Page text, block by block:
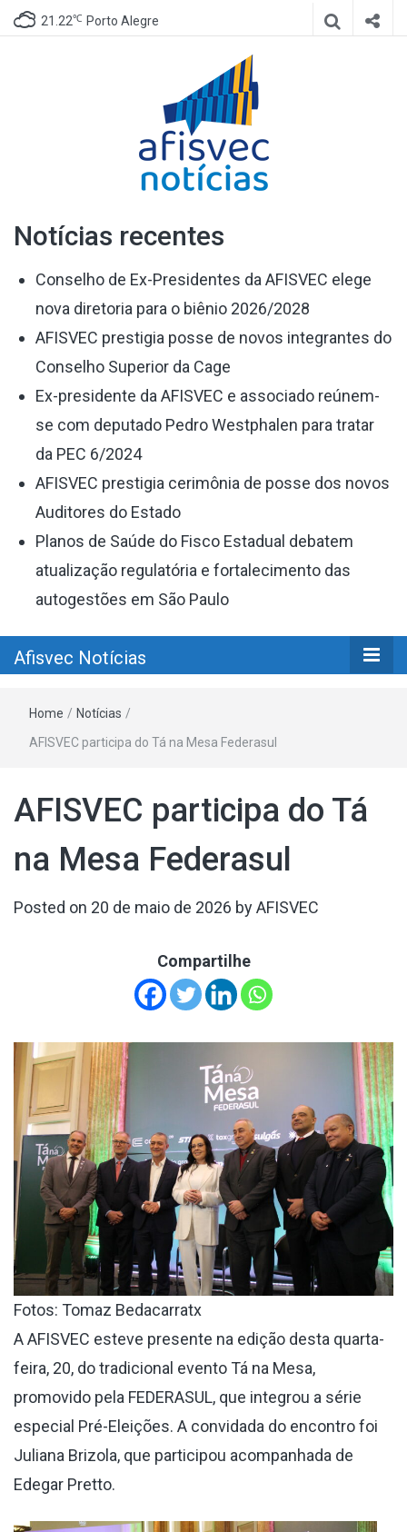
21.22℃ Porto Alegre
Notícias
Notícias recentes
Conselho de Ex-Presidentes da AFISVEC elege
nova diretoria para o biênio 2026/2028
AFISVEC prestigia posse de novos integrantes do
Conselho Superior da Cage
Ex-presidente da AFISVEC e associado reúnem-
se com deputado Pedro Westphalen para tratar
da PEC 6/2024
AFISVEC prestigia cerimônia de posse dos novos
Auditores do Estado
Planos de Saúde do Fisco Estadual debatem
atualização regulatória e fortalecimento das
autogestões em São Paulo
Afisvec Notícias
Home / Notícias /
AFISVEC participa do Tá na Mesa Federasul
AFISVEC participa do Tá
na Mesa Federasul
Posted on 20 de maio de 2026 byAFISVEC
Compartilhe
Fotos: Tomaz Bedacarratx
A AFISVEC esteve presente na edição desta quarta-
feira, 20, do tradicional evento Tá na Mesa,
promovido pela FEDERASUL, que integrou a série
especial Pré-Eleições. A convidada do encontro foi
Juliana Brizola, que participou acompanhada de
Edegar Pretto.